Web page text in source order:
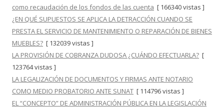
como recaudación de los fondos de las cuenta [ 166340 vistas ]
¿EN QUÉ SUPUESTOS SE APLICA LA DETRACCIÓN CUANDO SE
PRESTA EL SERVICIO DE MANTENIMIENTO O REPARACIÓN DE BIENES
MUEBLES? [ 132039 vistas ]
LA PROVISIÓN DE COBRANZA DUDOSA ¿CUÁNDO EFECTUARLA? [
123764 vistas ]
LA LEGALIZACIÓN DE DOCUMENTOS Y FIRMAS ANTE NOTARIO
COMO MEDIO PROBATORIO ANTE SUNAT [ 114796 vistas ]
EL “CONCEPTO” DE ADMINISTRACIÓN PÚBLICA EN LA LEGISLACIÓN